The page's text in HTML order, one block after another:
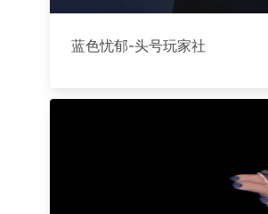
蓝色忧郁-头号玩家社